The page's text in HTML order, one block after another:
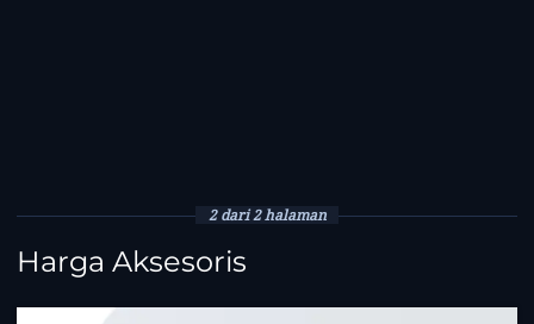
2 dari 2 halaman
Harga Aksesoris